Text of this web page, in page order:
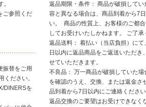
ご参照くだ
振替をご用
ください。
DINERSを
返品期限・条件： 商品が破損して
容と異なる場合は、商品到着から7
い。 商品の性質上、お客様のご都
してお受けいたしかねます。 ご了承
返品送料： 着払い（当店負担）に
日以内に返品商品をご返送いただき
せていただきます。
不良品： 万一商品が破損していた
を確認のうえ、交換、または返金さ
品到着から7日以内にご連絡くださ
返品交換のご要望はお受けできなく